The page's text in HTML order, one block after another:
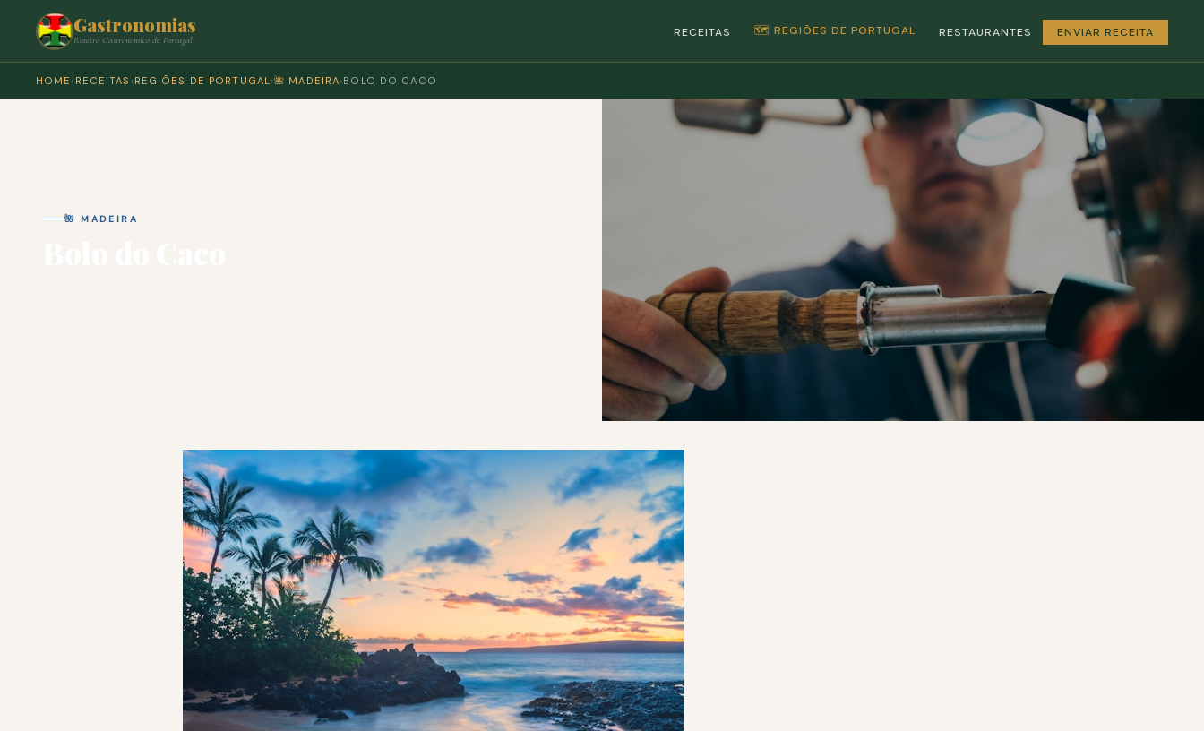
Gastronomias
Roteiro Gastronómico de Portugal
RECEITAS 🗺️ REGIÕES DE PORTUGAL RESTAURANTES ENVIAR RECEITA
HOME › RECEITAS › REGIÕES DE PORTUGAL ›🌺 MADEIRA› BOLO DO CACO
🌺 MADEIRA